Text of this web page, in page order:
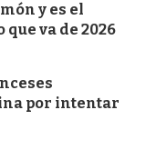
y es el
va de 2026
por intentar